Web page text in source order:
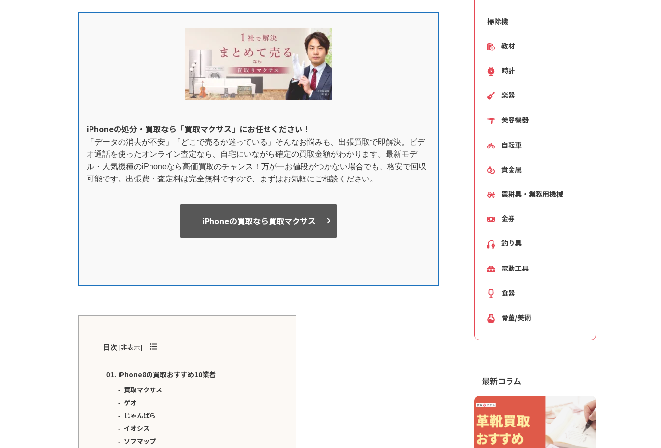
掃除機
教材
時計
楽器
美容機器
自転車
貴金属
農耕具・業務用機械
金券
釣り具
電動工具
食器
骨董/美術
最新コラム
iPhoneの処分・買取なら「買取マクサス」にお任せください！
「データの消去が不安」「どこで売るか迷っている」そんなお悩みも、出張買取で即解決。ビデ
オ通話を使ったオンライン査定なら、自宅にいながら確定の買取金額がわかります。最新モデ
ル・人気機種のiPhoneなら高価買取のチャンス！万が一お値段がつかない場合でも、格安で回収
可能です。出張費・査定料は完全無料ですので、まずはお気軽にご相談ください。
iPhoneの買取なら買取マクサス
目次 [非表示]
iPhone8の買取おすすめ10業者
買取マクサス
ゲオ
じゃんばら
イオシス
ソフマップ